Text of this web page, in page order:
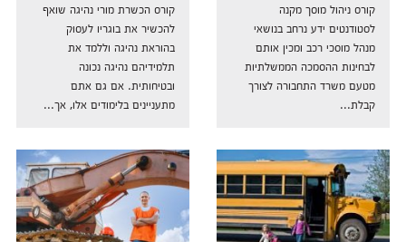
קורס ניהול מוסך מקנה
לסטודנטים ידע נרחב בנושאי
מנהל מוסכי רכב ומכין אותם
לבחינות ההסמכה הממשלתיות
מטעם משרד התחבורה לצורך
קבלת...
קורס הכשרת מורי נהיגה שואף
להכשיר את בוגריו לעסוק
בהוראת נהיגה וללמד את
תלמידיהם נהיגה נכונה
ובטיחותית. אם גם אתם
מתעניינים בלימודים אלו, אך...